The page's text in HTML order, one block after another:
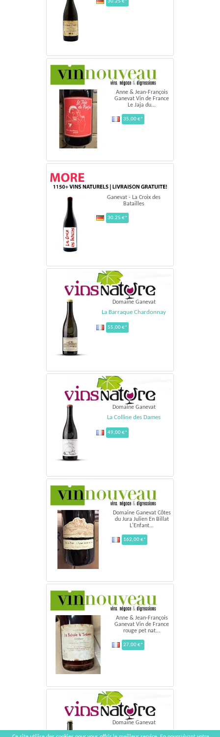
Anne & Jean-François
Ganevat Vin de France
Le Jaja du...
35,00 €*
Ganevat - La Croix des
Batailles
30.25 €*
Domaine Ganevat
La Barraque Chardonnay
55,00 €*
Domaine Ganevat
La Colline des Dames
49,00 €*
Domaine Ganevat Côtes
du Jura Julien En Billat
L'Enfant...
162,00 €*
Anne & Jean-François
Ganevat Vin de France
rouge pet nat...
27,00 €*
Domaine Ganevat
L'Apéro